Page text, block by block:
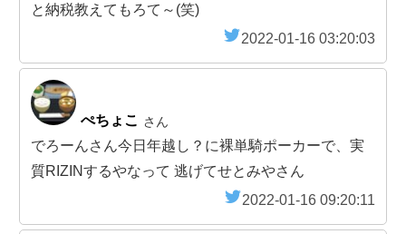
と納税教えてもろて～(笑)
2022-01-16 03:20:03
ぺちょこ さん
でろーんさん今日年越し？に裸単騎ポーカーで、実
質RIZINするやなって 逃げてせとみやさん
2022-01-16 09:20:11